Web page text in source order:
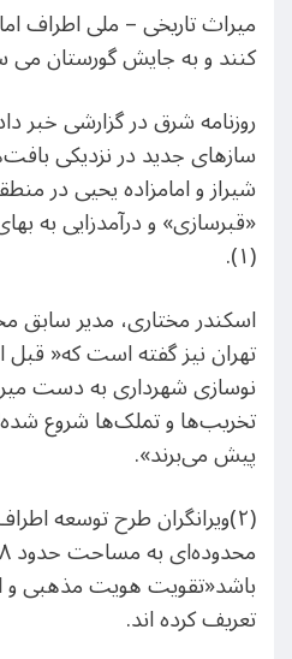
میراث تاریخی – ملی اطراف
کنند و به جایش گورستان می
روزنامه شرق در گزارشی
سازهای جدید در نزدیکی
شیراز و امامزاده یحیی در
«قبرسازی» و درآمدزایی به
(۱).
اسکندر مختاری،‌ مدیر سابق
تهران نیز گفته است که« قبل
نوسازی شهرداری به دست
تخریب‌ها و تملک‌ها شروع
پیش می‌برند».
(۲)ویرانگران طرح توسعه
باشد«تقویت هویت مذهبی و
تعریف کرده اند.